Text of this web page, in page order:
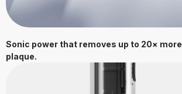
Sonic power that removes up to 20× more
plaque.